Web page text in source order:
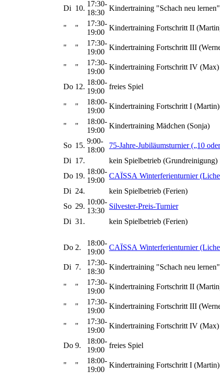
Di 10.
17:30-
18:30
Kindertraining "Schach neu
" "
17:30-
19:00
Kindertraining Fortschritt II
" "
17:30-
19:00
Kindertraining Fortschritt III
" "
17:30-
19:00
Kindertraining Fortschritt IV (Max)
Do 12.
18:00-
19:00
freies Spiel
" "
18:00-
19:00
Kindertraining Fortschritt I (Martin)
" "
18:00-
19:00
Kindertraining Mädchen (Sonja)
So 15.
9:00-
18:00
75-Jahre-Jubiläumsturnier („10
Di 17.
kein Spielbetrieb (Grundreinigung)
Do 19.
18:00-
19:00
CAÏSSA Winterferienturnier
Di 24.
kein Spielbetrieb (Ferien)
So 29.
10:00-
13:30
Silvester-Preis-Turnier
Di 31. kein Spielbetrieb (Ferien)
Do 2.
18:00-
19:00
CAÏSSA Winterferienturnier
Di 7.
17:30-
18:30
Kindertraining "Schach neu
" "
17:30-
19:00
Kindertraining Fortschritt II
" "
17:30-
19:00
Kindertraining Fortschritt III
" "
17:30-
19:00
Kindertraining Fortschritt IV (Max)
Do 9.
18:00-
19:00
freies Spiel
" "
18:00-
19:00
Kindertraining Fortschritt I (Martin)